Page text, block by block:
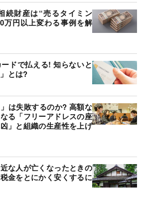
続財産は“売るタイミン
万円以上変わる事例を解
ドで払える! 知らないと
とは?
は失敗するのか? 高額な
る「フリーアドレスの座
」と組織の生産性を上げ
な人が亡くなったときの
金をとにかく安くするに